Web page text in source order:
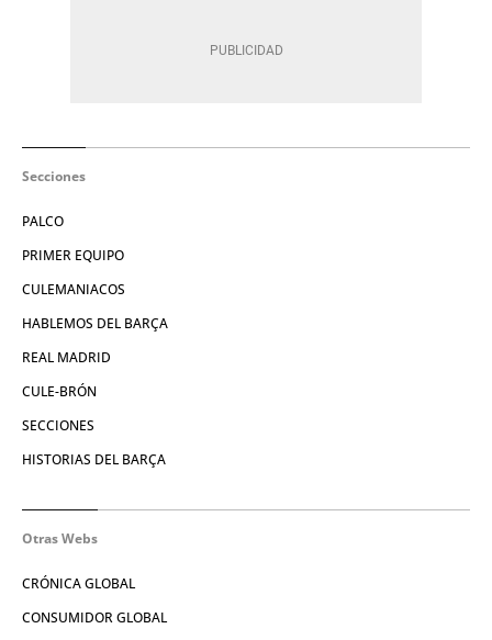
Secciones
PALCO
PRIMER EQUIPO
CULEMANIACOS
HABLEMOS DEL BARÇA
REAL MADRID
CULE-BRÓN
SECCIONES
HISTORIAS DEL BARÇA
Otras Webs
CRÓNICA GLOBAL
CONSUMIDOR GLOBAL